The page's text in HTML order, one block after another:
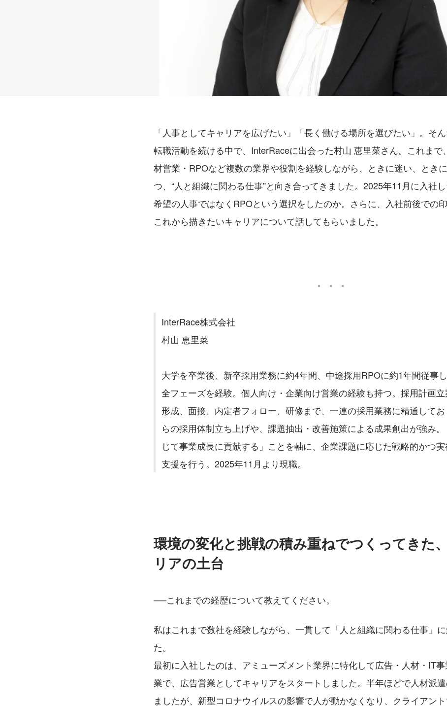
「人事としてキャリアを広げたい」「長く働ける場所を選びたい」。そ
転職活動を続ける中で、InterRaceに出会った村山 恵里菜さん。これまで
材営業・RPOなど複数の業界や役割を経験しながら、ときに迷い、とき
つ、“人と組織に関わる仕事”と向き合ってきました。2025年11月に入社し
希望の人事ではなくRPOという選択をしたのか。さらに、入社前後での印
これから描きたいキャリアについて話してもらいました。
InterRace株式会社
村山 恵里菜
大学を卒業後、新卒採用業務に約4年間、中途採用RPOに約1年間従事
全フェーズを経験。個人向け・企業向け営業の経験も持つ。採用計画
形成、面接、内定者フォロー、研修まで、一連の採用業務に精通して
らの採用体制立ち上げや、課題抽出・改善施策による成果創出が強み
じて事業成長に貢献する」ことを軸に、企業課題に応じた戦略的かつ
支援を行う。2025年11月より現職。
環境の変化と挑戦の積み重ねでつくってきた
リアの土台
──これまでの経歴について教えてください。
私はこれまで数社を経験しながら、一貫して「人と組織に関わる仕事」
た。
最初に入社したのは、アミューズメント業界に特化して広告・人材・IT
業で、広告営業としてキャリアをスタートしました。半年ほどで人材派
ましたが、新型コロナウイルスの影響で人が動かなくなり、クライアン